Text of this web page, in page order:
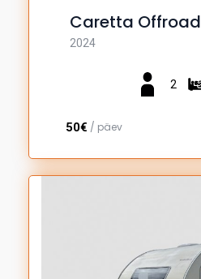
Caretta Offroad
2024
2
50€ / päev